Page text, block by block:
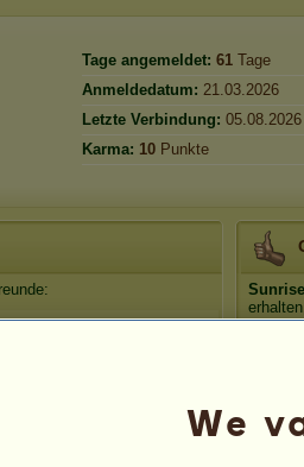
Tage angemeldet: 61 Tage
Anmeldedatum: 21.03.2026
Letzte Verbindung: 05.08.2026
Karma: 10 Punkte
We